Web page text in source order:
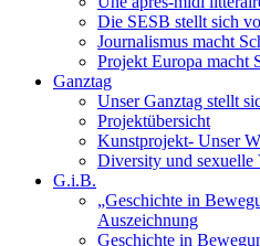
Die SESB stellt sich
Journalismus macht
Projekt Europa macht
Ganztag
Unser Ganztag stellt
Projektübersicht
Kunstprojekt- Unser
Diversity und sexuelle
G.i.B.
„Geschichte in
Auszeichnung
Geschichte in